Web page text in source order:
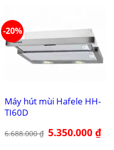
-20%
Máy hút mùi Hafele HH-
TI60D
6.688.000₫ Giá
gốc
5.350.000₫Giá